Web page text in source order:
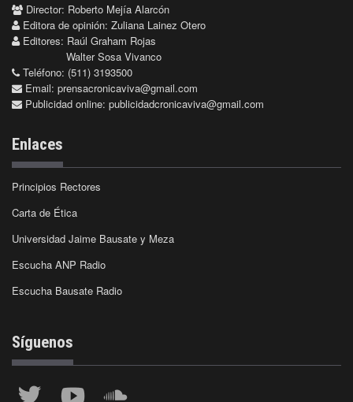
Director: Roberto Mejía Alarcón
Editora de opinión: Zuliana Lainez Otero
Editores: Raúl Graham Rojas
Walter Sosa Vivanco
Teléfono: (511) 3193500
Email: prensacronicaviva@gmail.com
Publicidad online: publicidadcronicaviva@gmail.com
Enlaces
Principios Rectores
Carta de Ética
Universidad Jaime Bausate y Meza
Escucha ANP Radio
Escucha Bausate Radio
Síguenos